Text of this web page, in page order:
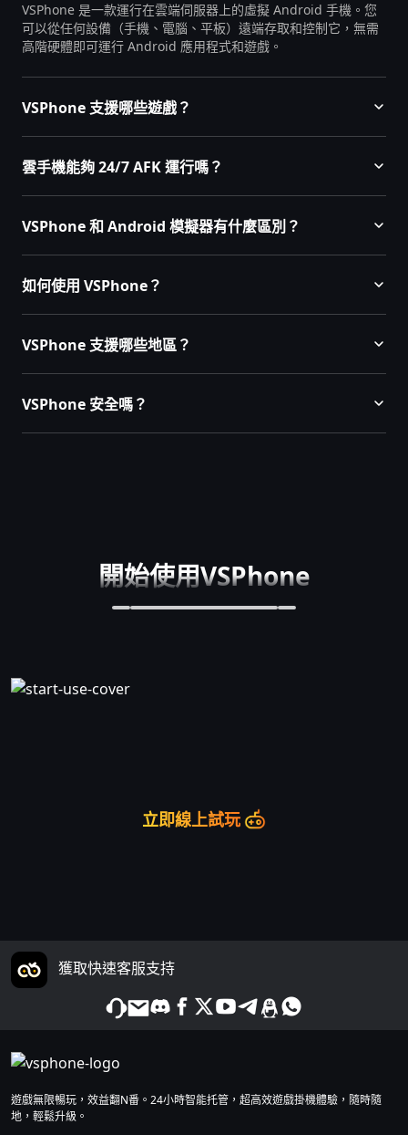
VSPhone 是一款運行在雲端伺服器上的虛擬 Android 手機。您
可以從任何設備（手機、電腦、平板）遠端存取和控制它，無需
高階硬體即可運行 Android 應用程式和遊戲。
VSPhone 支援哪些遊戲？
雲手機能夠 24/7 AFK 運行嗎？
VSPhone 和 Android 模擬器有什麼區別？
如何使用 VSPhone？
VSPhone 支援哪些地區？
VSPhone 安全嗎？
開始使用VSPhone
立即線上試玩
獲取快速客服支持
遊戲無限暢玩，效益翻N番。24小時智能托管，超高效遊戲掛機體驗，隨時隨
地，輕鬆升級。